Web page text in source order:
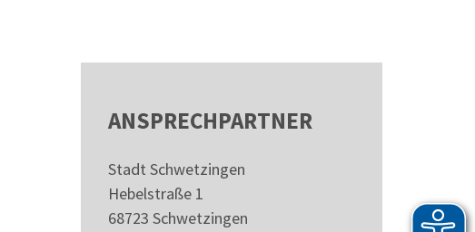
ANSPRECHPARTNER
Stadt Schwetzingen
Hebelstraße 1
68723 Schwetzingen